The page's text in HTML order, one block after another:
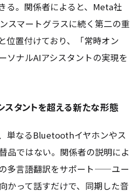
る。関係者によると、Meta社
スマートグラスに続く第二の重
位置付けており、「常時オン
ソナルAIアシスタントの実現を
スタントを超える新たな形態
単なるBluetoothイヤホンやス
品ではない。関係者の説明によ
多言語翻訳をサポート——ユー
かって話すだけで、同期した音